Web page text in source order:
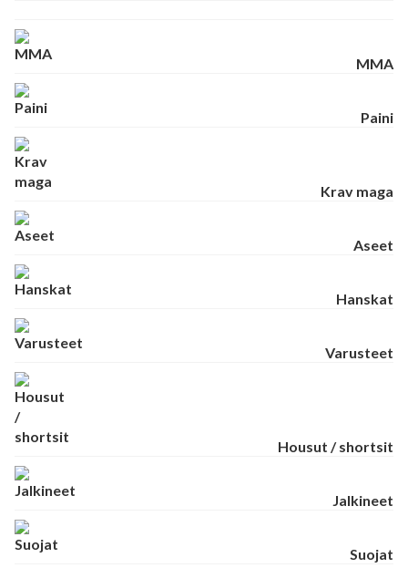
MMA
Paini
Krav maga
Aseet
Hanskat
Varusteet
Housut / shortsit
Jalkineet
Suojat